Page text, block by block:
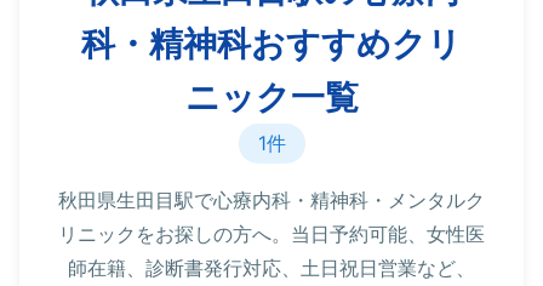
科・精神科おすすめクリ
ニック一覧
1件
秋田県生田目駅で心療内科・精神科・メンタルク
リニックをお探しの方へ。当日予約可能、女性医
師在籍、診断書発行対応、土日祝日営業など、